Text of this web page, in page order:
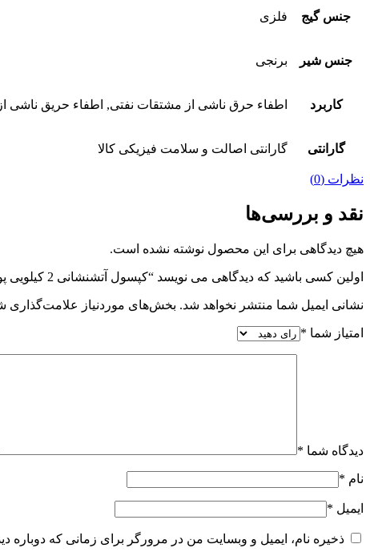
جنس گیج فلزی
جنس شیر برنجی
کاربرد اطفاء حرق ناشی از مشتقات نفتی, اطفاء حریق ناشی
گارانتی گارانتی اصالت و سلامت فیزیکی کالا
نظرات (0)
نقد و بررسی‌ها
هیچ دیدگاهی برای این محصول نوشته نشده است.
اولین کسی باشید که دیدگاهی می نویسد “کپسول آتشنشانی 2 کیلویی پودر و گاز بایا سیلندر”
نشانی ایمیل شما منتشر نخواهد شد. بخش‌های موردنیاز علامت‌گذاری
امتیاز شما *
دیدگاه شما *
نام *
ایمیل *
ذخیره نام، ایمیل و وبسایت من در مرورگر برای زمانی که دوباره